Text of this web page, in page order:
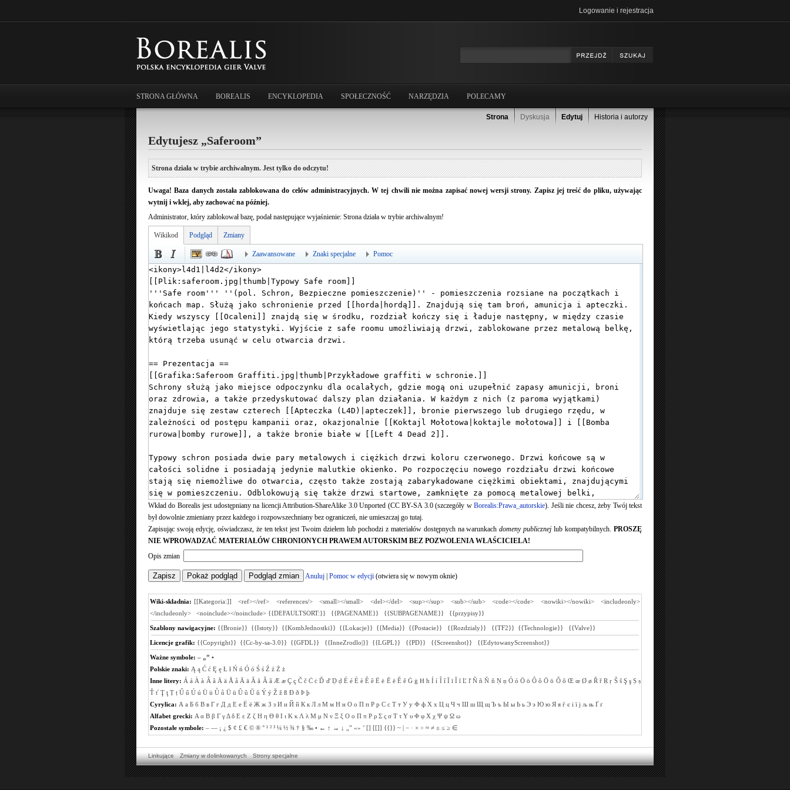
Logowanie i rejestracja
STRONA GŁÓWNA BOREALIS ENCYKLOPEDIA SPOŁECZNOŚĆ NARZĘDZIA POLECAMY
Strona Dyskusja Edytuj Historia i autorzy
Edytujesz „Saferoom”
Strona działa w trybie archiwalnym. Jest tylko do odczytu!
Uwaga! Baza danych została zablokowana do celów administracyjnych. W tej chwili nie można zapisać nowej wersji strony. Zapisz jej treść do pliku, używając
wytnij i wklej, aby zachować na później.
Administrator, który zablokował bazę, podał następujące wyjaśnienie: Strona działa w trybie archiwalnym!
Wikikod Podgląd Zmiany
Zaawansowane Znaki specjalne Pomoc
Wkład do Borealis jest udostępniany na licencji Attribution-ShareAlike 3.0 Unported (CC BY-SA 3.0 (szczegóły wBorealis:Prawa_autorskie). Jeśli nie chcesz, żeby Twój tekst
był dowolnie zmieniany przez każdego i rozpowszechniany bez ograniczeń, nie umieszczaj go tutaj.
Zapisując swoją edycję, oświadczasz, że ten tekst jest Twoim dziełem lub pochodzi z materiałów dostępnych na warunkachdomeny publicznej lub kompatybilnych.PROSZĘ
NIE WPROWADZAĆ MATERIAŁÓW CHRONIONYCH PRAWEM AUTORSKIM BEZ POZWOLENIA WŁAŚCICIELA!
Opis zmian
Anuluj Pomoc w edycji (otwiera się w nowym oknie)
Wiki-składnia: [[Kategoria:]] <ref></ref> <references/> <small></small> <del></del> <sup></sup> <sub></sub> <code></code> <nowiki></nowiki>
<includeonly>
</includeonly>
<noinclude></noinclude> {{DEFAULTSORT:}} {{PAGENAME}} {{SUBPAGENAME}} {{przypisy}}
Szablony nawigacyjne: {{Bronie}} {{Istoty}} {{KombJednostki}} {{Lokacje}} {{Media}} {{Postacie}} {{Rozdzialy}} {{TF2}} {{Technologie}} {{Valve}}
Licencje grafik: {{Copyright}} {{Cc-by-sa-3.0}} {{GFDL}} {{InneZrodlo|}} {{LGPL}} {{PD}} {{Screenshot}} {{EdytowanyScreenshot}}
Ważne symbole: – „” •
Polskie znaki: Ą ą Ć ć Ę ę Ł ł Ń ń Ó ó Ś ś Ź ź Ż ż
Inne litery: Á á À à Â â Ä ä Å å Ā ā Ă ă Ã ã Æ æ Ç ç Č č Ċ ċ Ď ď Ḍ ḍ É é È è Ê ê Ë ë Ē ē Ě ě Ġ ġ Ħ ħ Í í Î î Ī ī Ĭ ĭ Ľ ľ Ñ ñ Ň ň Ṇ ṇ Ó ó Ö ö Ô ô Ō ō Ǒ ǒ Œ œ Ø ø Ř ř Ṛ ṛ Š š Ş ş Ṣ ṣ
Ť ť Ţ ţ Ṭ ṭ Ű ű Ú ú Ü ü Ů ů Ū ū Û û Ŭ ŭ Ý ý Ž ž ß Ð ð Þ þ
Cyrylica: А а Б б В в Г г Д д Е е Ё ё Ж ж З з И и Й й К к Л л М м Н н О о П п Р р С с Т т У у Ф ф Х х Ц ц Ч ч Ш ш Щ щ Ъ ъ Ы ы Ь ь Э э Ю ю Я я ѓ є і ї ј љ њ Ґ ґ
Alfabet grecki: Α α Β β Γ γΔ δ Ε ε Ζ ζ Η η Θ θ Ι ι Κ κΛ λ Μ μ Ν ν Ξ ξ Ο ο Π π Ρ ρ Σ ς σ Τ τ Υ υ Φ φ Χ χ Ψ ψ Ω ω
Pozostałe symbole: – — ¡ ¿ $ ¢ £ € © ® ° ¹ ² ³ ¼ ½ ¾ † § ‰ • ← ↑ → ↓ „” «» ’ [] [[]] {{}} ~ − · × ÷ ≈ ≠ ± ≤ ≥ ∈
Linkujące Zmiany w dolinkowanych Strony specjalne